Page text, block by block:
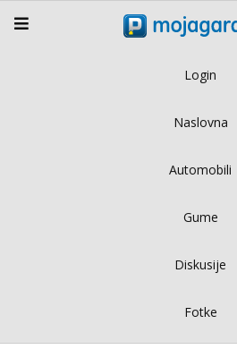
Login
Naslovna
Automobili
Gume
Diskusije
Fotke